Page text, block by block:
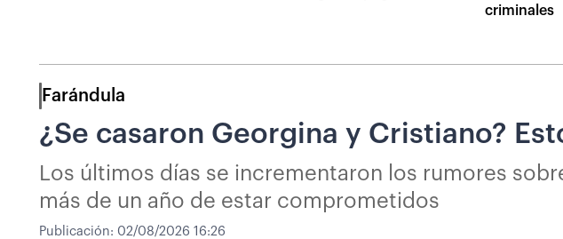
criminales
Farándula
¿Se casaron Georgina y Cristiano?
Los últimos días se incrementaron los rumores
más de un año de estar comprometidos
Publicación: 02/08/2026 16:26